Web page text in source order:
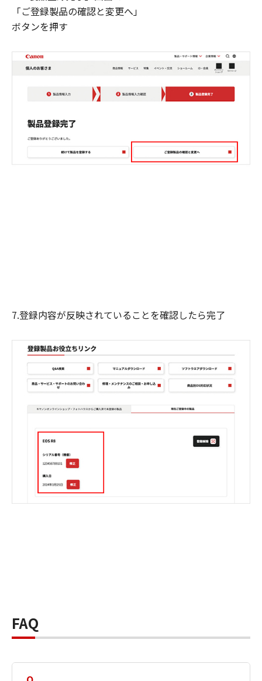
「ご登録製品の確認と変更へ」
ボタンを押す
7.登録内容が反映されていることを確認したら完了
FAQ